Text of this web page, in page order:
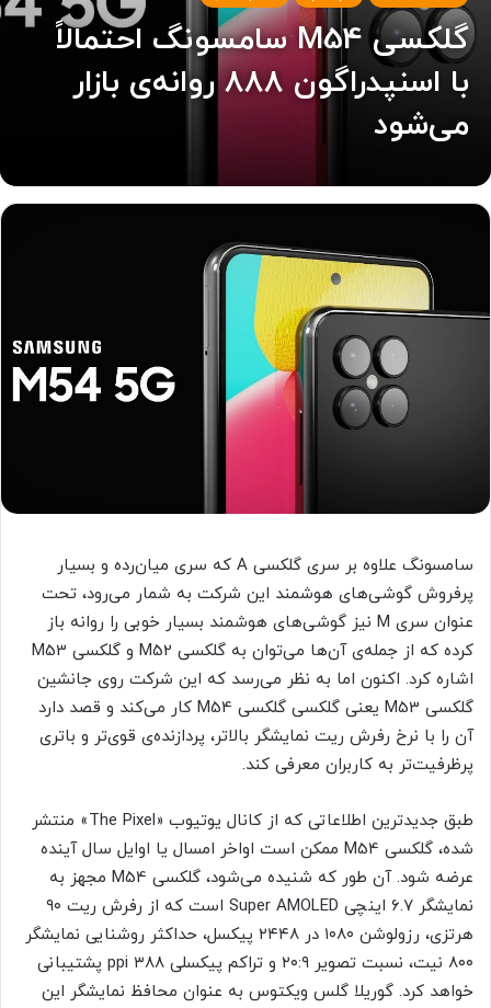
گلکسی M54 سامسونگ احتمالاً
با اسنپدراگون ۸۸۸ روانه‌ی بازار
می‌شود
سامسونگ علاوه بر سری گلکسی A که سری میان‌رده و بسیار
پرفروش گوشی‌های هوشمند این شرکت به شمار می‌رود، تحت
عنوان سری M نیز گوشی‌های هوشمند بسیار خوبی را روانه باز
کرده که از جمله‌ی آن‌ها می‌توان به گلکسی M52 و گلکسی M53
اشاره کرد. اکنون اما به نظر می‌رسد که این شرکت روی جانشین
گلکسی M53 یعنی گلکسی گلکسی M54 کار می‌کند و قصد دارد
آن را با نرخ رفرش ریت نمایشگر بالاتر، پردازنده‌ی قوی‌تر و باتری
پرظرفیت‌تر به کاربران معرفی کند.
طبق جدیدترین اطلاعاتی که از کانال یوتیوب «The Pixel» منتشر
شده، گلکسی M54 ممکن است اواخر امسال یا اوایل سال آینده
عرضه شود. آن طور که شنیده می‌شود، گلکسی M54 مجهز به
نمایشگر ۶.۷ اینچی Super AMOLED است که از رفرش ریت ۹۰
هرتزی، رزولوشن ۱۰۸۰ در ۲۴۴۸ پیکسل، حداکثر روشنایی نمایشگر
۸۰۰ نیت، نسبت تصویر ۲۰:۹ و تراکم پیکسلی ۳۸۸ ppi پشتیبانی
خواهد کرد. گوریلا گلس ویکتوس به عنوان محافظ نمایشگر این